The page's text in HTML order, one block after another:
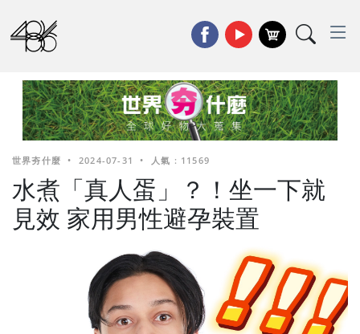
世界夯什麼 • 2024-07-31 • 人氣 : 11569
水煮「真人蛋」？！坐一下就
見效 家用男性避孕裝置